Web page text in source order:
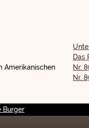
Das
Amerikanischen
Nr.
Nr.
Burger